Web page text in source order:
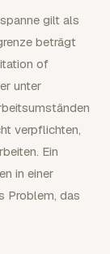
gilt als
beträgt
of
unter
verpflichten,
Ein
in einer
Problem, das